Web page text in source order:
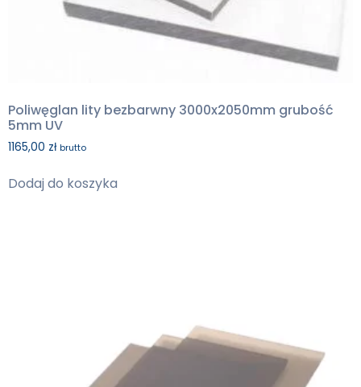
Poliwęglan lity bezbarwny 3000x2050mm grubość
5mm UV
1165,00 zł brutto
Dodaj do koszyka